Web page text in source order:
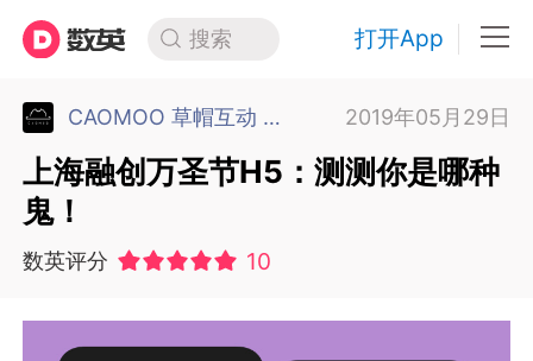
搜索 打开App
CAOMOO 草帽互动 苏州 2019年05月29日
上海融创万圣节H5：测测你是哪种
鬼！
数英评分 10